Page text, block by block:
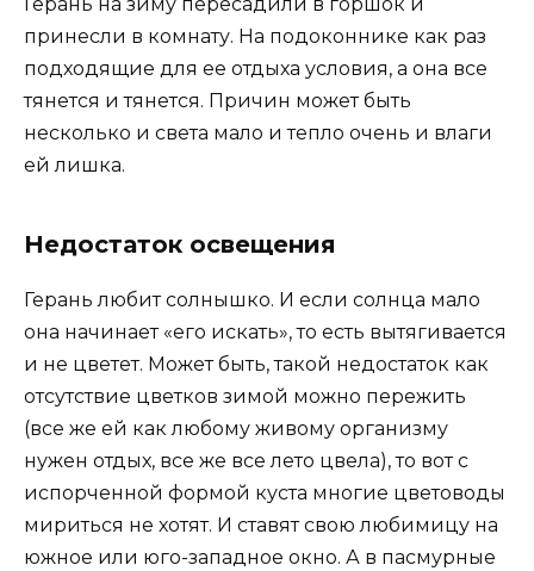
Герань на зиму пересадили в горшок и
принесли в комнату. На подоконнике как раз
подходящие для ее отдыха условия, а она все
тянется и тянется. Причин может быть
несколько и света мало и тепло очень и влаги
ей лишка.
Недостаток освещения
Герань любит солнышко. И если солнца мало
она начинает «его искать», то есть вытягивается
и не цветет. Может быть, такой недостаток как
отсутствие цветков зимой можно пережить
(все же ей как любому живому организму
нужен отдых, все же все лето цвела), то вот с
испорченной формой куста многие цветоводы
мириться не хотят. И ставят свою любимицу на
южное или юго-западное окно. А в пасмурные